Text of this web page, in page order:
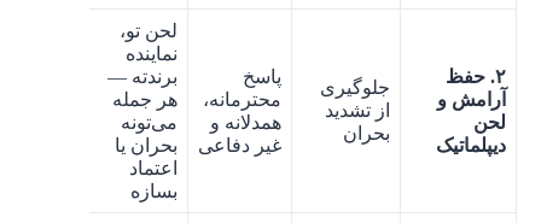
۲. حفظ
آرامش و
لحن
دیپلماتیک
جلوگیری
از تشدید
بحران
پاسخ
محترمانه،
همدلانه و
غیر دفاعی
لحن تو،
نماینده
برندته —
هر جمله
می‌تونه
بحران یا
اعتماد
بسازه